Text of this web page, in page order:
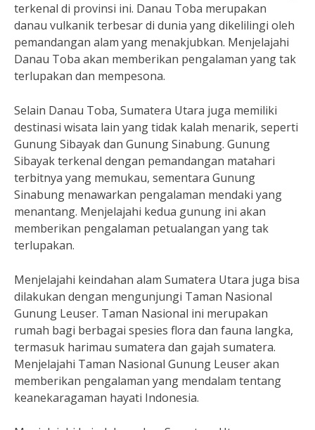
terkenal di provinsi ini. Danau Toba merupakan
danau vulkanik terbesar di dunia yang dikelilingi oleh
pemandangan alam yang menakjubkan. Menjelajahi
Danau Toba akan memberikan pengalaman yang tak
terlupakan dan mempesona.
Selain Danau Toba, Sumatera Utara juga memiliki
destinasi wisata lain yang tidak kalah menarik, seperti
Gunung Sibayak dan Gunung Sinabung. Gunung
Sibayak terkenal dengan pemandangan matahari
terbitnya yang memukau, sementara Gunung
Sinabung menawarkan pengalaman mendaki yang
menantang. Menjelajahi kedua gunung ini akan
memberikan pengalaman petualangan yang tak
terlupakan.
Menjelajahi keindahan alam Sumatera Utara juga bisa
dilakukan dengan mengunjungi Taman Nasional
Gunung Leuser. Taman Nasional ini merupakan
rumah bagi berbagai spesies flora dan fauna langka,
termasuk harimau sumatera dan gajah sumatera.
Menjelajahi Taman Nasional Gunung Leuser akan
memberikan pengalaman yang mendalam tentang
keanekaragaman hayati Indonesia.